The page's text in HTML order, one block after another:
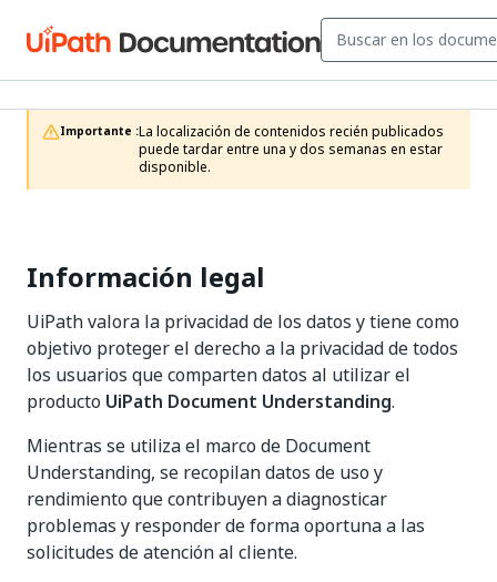
Importante :La localización de contenidos recién publicados
puede tardar entre una y dos semanas en estar
disponible.
Información legal
UiPath valora la privacidad de los datos y tiene como
objetivo proteger el derecho a la privacidad de todos
los usuarios que comparten datos al utilizar el
producto UiPath Document Understanding.
Mientras se utiliza el marco de Document
Understanding, se recopilan datos de uso y
rendimiento que contribuyen a diagnosticar
problemas y responder de forma oportuna a las
solicitudes de atención al cliente.